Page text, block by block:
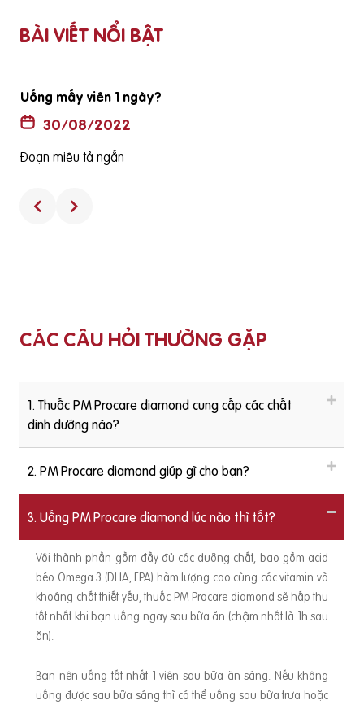
BÀI VIẾT NỔI BẬT
Uống mấy viên 1 ngày?
30/08/2022
Đoạn miêu tả ngắn
CÁC CÂU HỎI THƯỜNG GẶP
1. Thuốc PM Procare diamond cung cấp các chất
dinh dưỡng nào?
2. PM Procare diamond giúp gì cho bạn?
3. Uống PM Procare diamond lúc nào thì tốt?
Với thành phần gồm đầy đủ các dưỡng chất, bao gồm acid
béo Omega 3 (DHA, EPA) hàm lượng cao cùng các vitamin và
khoáng chất thiết yếu, thuốc PM Procare diamond sẽ hấp thu
tốt nhất khi bạn uống ngay sau bữa ăn (chậm nhất là 1h sau
ăn).
Bạn nên uống tốt nhất 1 viên sau bữa ăn sáng. Nếu không
uống được sau bữa sáng thì có thể uống sau bữa trưa hoặc